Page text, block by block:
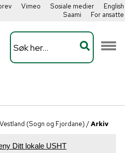
Vimeo Sosiale medier
English
Saami
For ansatte
Vestland (Sogn og Fjordane) /Arkiv
Ditt lokale USHT